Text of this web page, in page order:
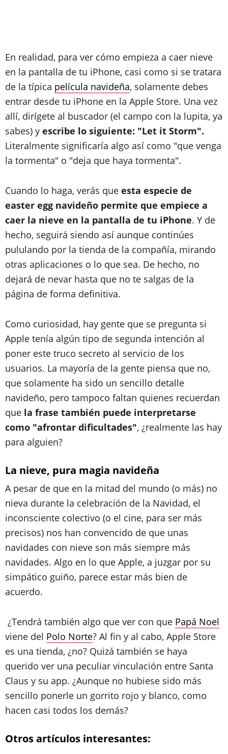
En realidad, para ver cómo empieza a caer nieve
en la pantalla de tu iPhone, casi como si se tratara
de la típica película navideña, solamente debes
entrar desde tu iPhone en la Apple Store. Una vez
allí, dirígete al buscador (el campo con la lupita, ya
sabes) y escribe lo siguiente: "Let it Storm".
Literalmente significaría algo así como "que venga
la tormenta" o "deja que haya tormenta".
Cuando lo haga, verás que esta especie de
easter egg navideño permite que empiece a
caer la nieve en la pantalla de tu iPhone. Y de
hecho, seguirá siendo así aunque continúes
pululando por la tienda de la compañía, mirando
otras aplicaciones o lo que sea. De hecho, no
dejará de nevar hasta que no te salgas de la
página de forma definitiva.
Como curiosidad, hay gente que se pregunta si
Apple tenía algún tipo de segunda intención al
poner este truco secreto al servicio de los
usuarios. La mayoría de la gente piensa que no,
que solamente ha sido un sencillo detalle
navideño, pero tampoco faltan quienes recuerdan
que la frase también puede interpretarse
como "afrontar dificultades", ¿realmente las hay
para alguien?
La nieve, pura magia navideña
A pesar de que en la mitad del mundo (o más) no
nieva durante la celebración de la Navidad, el
inconsciente colectivo (o el cine, para ser más
precisos) nos han convencido de que unas
navidades con nieve son más siempre más
navidades. Algo en lo que Apple, a juzgar por su
simpático guiño, parece estar más bien de
acuerdo.
¿Tendrá también algo que ver con que Papá Noel
viene del Polo Norte? Al fin y al cabo, Apple Store
es una tienda, ¿no? Quizá también se haya
querido ver una peculiar vinculación entre Santa
Claus y su app. ¿Aunque no hubiese sido más
sencillo ponerle un gorrito rojo y blanco, como
hacen casi todos los demás?
Otros artículos interesantes: